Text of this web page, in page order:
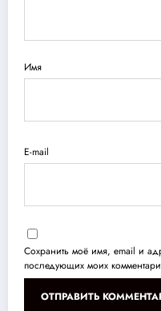
Имя
E-mail
Сохранить моё имя, email и
последующих моих